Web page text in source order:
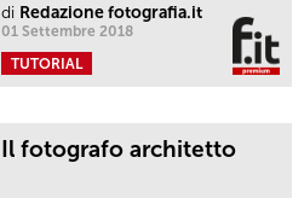
di Redazione fotografia.it
01 Settembre 2018
TUTORIAL
Il fotografo architetto